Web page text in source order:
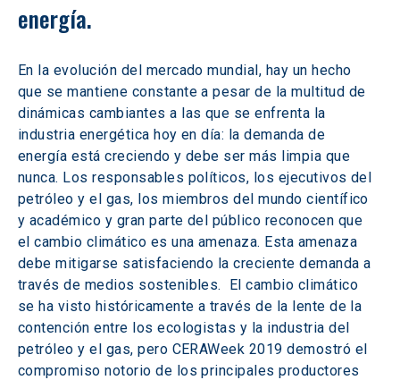
energía.
En la evolución del mercado mundial, hay un hecho
que se mantiene constante a pesar de la multitud de
dinámicas cambiantes a las que se enfrenta la
industria energética hoy en día: la demanda de
energía está creciendo y debe ser más limpia que
nunca. Los responsables políticos, los ejecutivos del
petróleo y el gas, los miembros del mundo científico
y académico y gran parte del público reconocen que
el cambio climático es una amenaza. Esta amenaza
debe mitigarse satisfaciendo la creciente demanda a
través de medios sostenibles.  El cambio climático
se ha visto históricamente a través de la lente de la
contención entre los ecologistas y la industria del
petróleo y el gas, pero CERAWeek 2019 demostró el
compromiso notorio de los principales productores